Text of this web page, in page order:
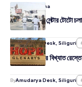
ByKishore Saha
চম্পাসারি টু সিটি সেন্টার টোটো
ByAmudarya Desk, Siliguri
খুলছে দার্জিলিংয়ের বিখ্যাত
ByAmudarya Desk, Siliguri